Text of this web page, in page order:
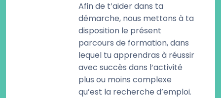
Afin de t’aider dans ta
démarche, nous mettons à ta
disposition le présent
parcours de formation, dans
lequel tu apprendras à réussir
avec succès dans l’activité
plus ou moins complexe
qu’est la recherche d’emploi.